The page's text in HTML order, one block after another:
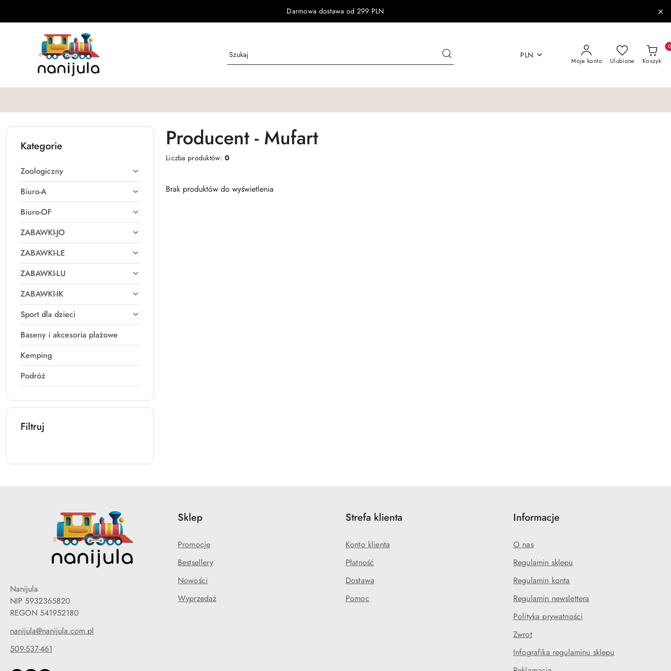
Darmowa dostawa od 299 PLN
PLN
Moje konto Ulubione Koszyk
0
Kategorie
Zoologiczny
Biuro-A
Biuro-OF
ZABAWKI-JO
ZABAWKI-LE
ZABAWKI-LU
ZABAWKI-IK
Sport dla dzieci
Baseny i akcesoria plażowe
Kemping
Podróż
Filtruj
Producent - Mufart
Liczba produktów:0
Brak produktów do wyświetlenia
Nanijula
NIP 5932365820
REGON 541952180
nanijula@nanijula.com.pl
509-537-461
Sklep
Promocje
Bestsellery
Nowości
Wyprzedaż
Strefa klienta
Konto klienta
Płatność
Dostawa
Pomoc
Informacje
O nas
Regulamin sklepu
Regulamin konta
Regulamin newslettera
Polityka prywatności
Zwrot
Infografika regulaminu sklepu